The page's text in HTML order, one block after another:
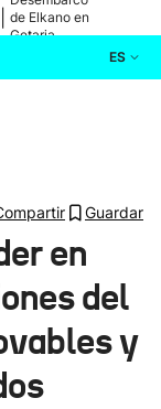
de Elkano en
Getaria
ES
Guardar
en
del
y